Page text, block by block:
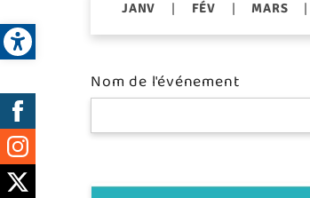
Open toolbar
Réseaux
sociaux
JANV | FÉV | MARS |
Nom de l'événement